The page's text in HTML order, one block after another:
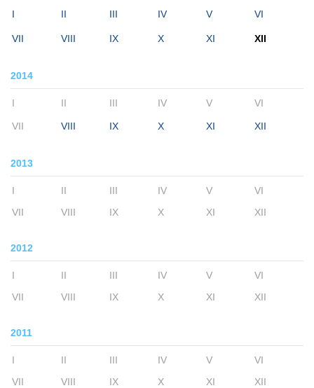
I II III IV V VI
VII VIII IX X XI XII
2014
I II III IV V VI
VII VIII IX X XI XII
2013
I II III IV V
VI
VII
VIII IX X XI XII
2012
I II III IV V
VI
VII
VIII IX X XI XII
2011
I II III IV V
VI
VII
VIII IX X XI XII